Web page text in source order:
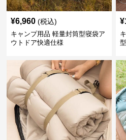
¥6,960 (税込)
キャンプ用品 軽量封筒型寝袋ア
ウトドア快適仕様
¥